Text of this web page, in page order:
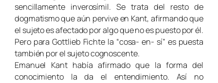
sencillamente inverosímil. Se trata del resto de
dogmatismo que aún pervive en Kant, afirmando que
el sujeto es afectado por algo que no es puesto por él.
Pero para Gottlieb Fichte la “cosa- en- sí” es puesta
también por el sujeto cognoscente.
Emanuel Kant había afirmado que la forma del
conocimiento la da el entendimiento. Así no